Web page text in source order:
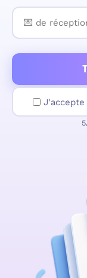
J'accepte